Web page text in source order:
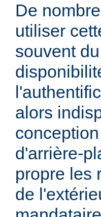
De
utiliser
souvent
alors
d'arrière-
propre les
de